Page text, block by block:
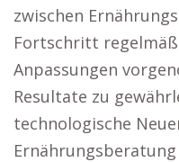
zwischen
Fortschritt
Anpassungen
Resultate zu
technologische